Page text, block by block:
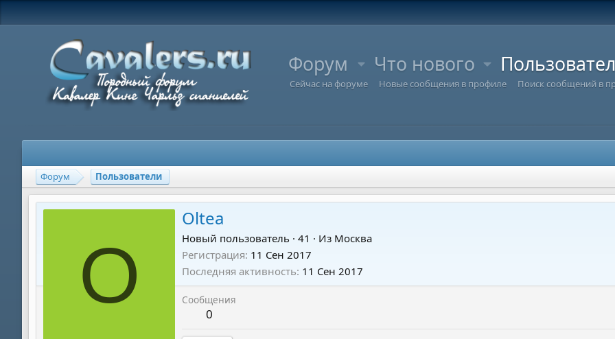
Форум Что нового
Сейчас на форуме Новые сообщения в профиле Поиск сообщений в
Форум Пользователи
O
Oltea
Новый пользователь · 41 · Из Москва
Регистрация 11 Сен 2017
Последняя активность 11 Сен 2017
Сообщения
0